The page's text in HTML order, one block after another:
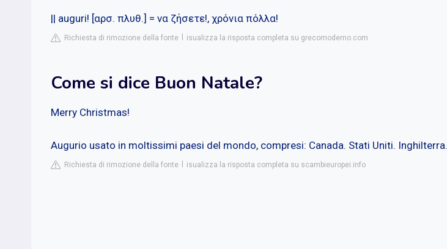
|| auguri! [αρσ. πλυθ.] = να ζήσετε!, χρόνια πόλλα!
Richiesta di rimozione della fonte isualizza la risposta completa su grecomoderno.com
Come si dice Buon Natale?
Merry Christmas!
Augurio usato in moltissimi paesi del mondo, compresi: Canada. Stati Uniti. Inghilterra.
Richiesta di rimozione della fonte isualizza la risposta completa su scambieuropei.info